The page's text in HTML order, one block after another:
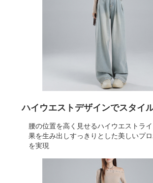
ハイウエストデザインでスタイ
腰の位置を高く見せるハイウエストラ
果を生み出しすっきりとした美しいプ
を実現